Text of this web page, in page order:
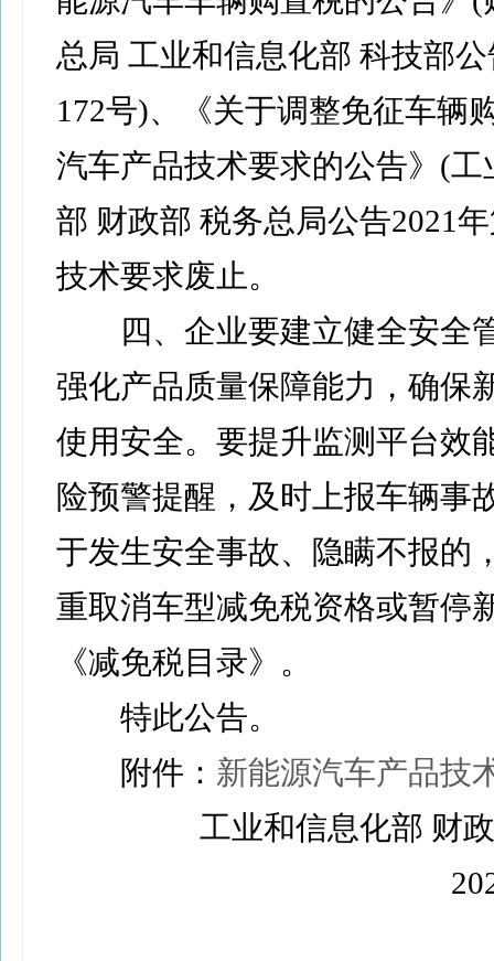
总局 工业和信息化部 科技部
172号)、《关于调整免征车辆
汽车产品技术要求的公告》(工
部 财政部 税务总局公告2021
技术要求废止。
四、企业要建立健全安全
强化产品质量保障能力，确保
使用安全。要提升监测平台效
险预警提醒，及时上报车辆事
于发生安全事故、隐瞒不报的
重取消车型减免税资格或暂停
《减免税目录》。
特此公告。
附件： 新能源汽车产品技
工业和信息化部 财政